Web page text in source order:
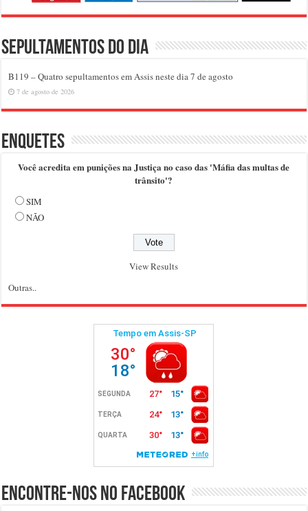
Sepultamentos do dia
B119 – Quatro sepultamentos em Assis neste dia 7 de agosto
7 de agosto de 2026
Enquetes
Você acredita em punições na Justiça no caso das 'Máfia das multas de
trânsito'?
SIM
NÃO
View Results
Outras..
Encontre-nos no Facebook